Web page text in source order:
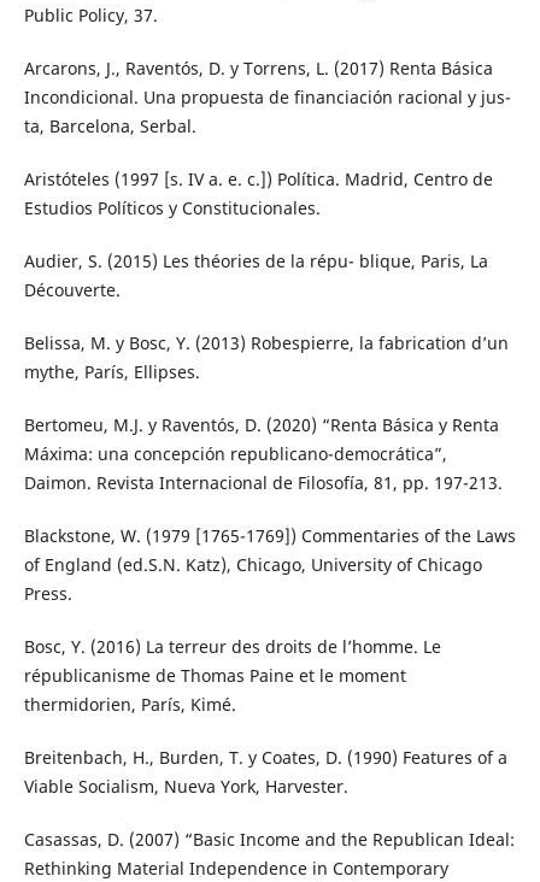
Public Policy, 37.
Arcarons, J., Raventós, D. y Torrens, L. (2017) Renta Básica
Incondicional. Una propuesta de financiación racional y jus-
ta, Barcelona, Serbal.
Aristóteles (1997 [s. IV a. e. c.]) Política. Madrid, Centro de
Estudios Políticos y Constitucionales.
Audier, S. (2015) Les théories de la répu- blique, Paris, La
Découverte.
Belissa, M. y Bosc, Y. (2013) Robespierre, la fabrication d’un
mythe, París, Ellipses.
Bertomeu, M.J. y Raventós, D. (2020) “Renta Básica y Renta
Máxima: una concepción republicano-democrática”,
Daimon. Revista Internacional de Filosofía, 81, pp. 197-213.
Blackstone, W. (1979 [1765-1769]) Commentaries of the Laws
of England (ed.S.N. Katz), Chicago, University of Chicago
Press.
Bosc, Y. (2016) La terreur des droits de l’homme. Le
républicanisme de Thomas Paine et le moment
thermidorien, París, Kimé.
Breitenbach, H., Burden, T. y Coates, D. (1990) Features of a
Viable Socialism, Nueva York, Harvester.
Casassas, D. (2007) “Basic Income and the Republican Ideal:
Rethinking Material Independence in Contemporary